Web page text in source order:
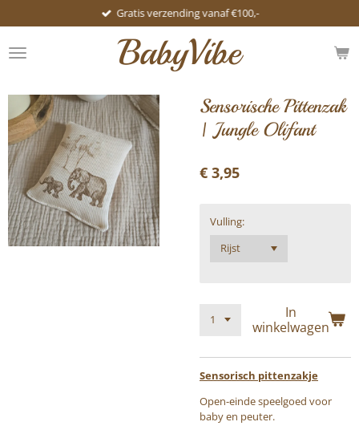
direct
naar
de
BabyVibe
Gratis verzending vanaf €100,-
Sensorische Pittenzak
| Jungle Olifant
€ 3,95
Vulling:
In
winkelwagen
Sensorisch pittenzakje
Open-einde speelgoed voor
baby en peuter.